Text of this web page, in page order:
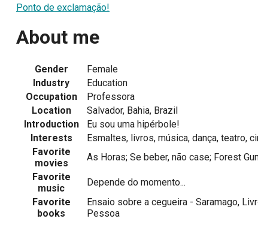
Ponto de exclamação!
About me
Gender
Female
Industry
Education
Occupation
Professora
Location
Salvador, Bahia, Brazil
Introduction
Eu sou uma hipérbole!
Interests
Esmaltes, livros, música, dança, teatro,
Favorite
movies
As Horas; Se beber, não case; Forest
Favorite
music
Depende do momento...
Favorite
books
Ensaio sobre a cegueira - Saramago,
Pessoa